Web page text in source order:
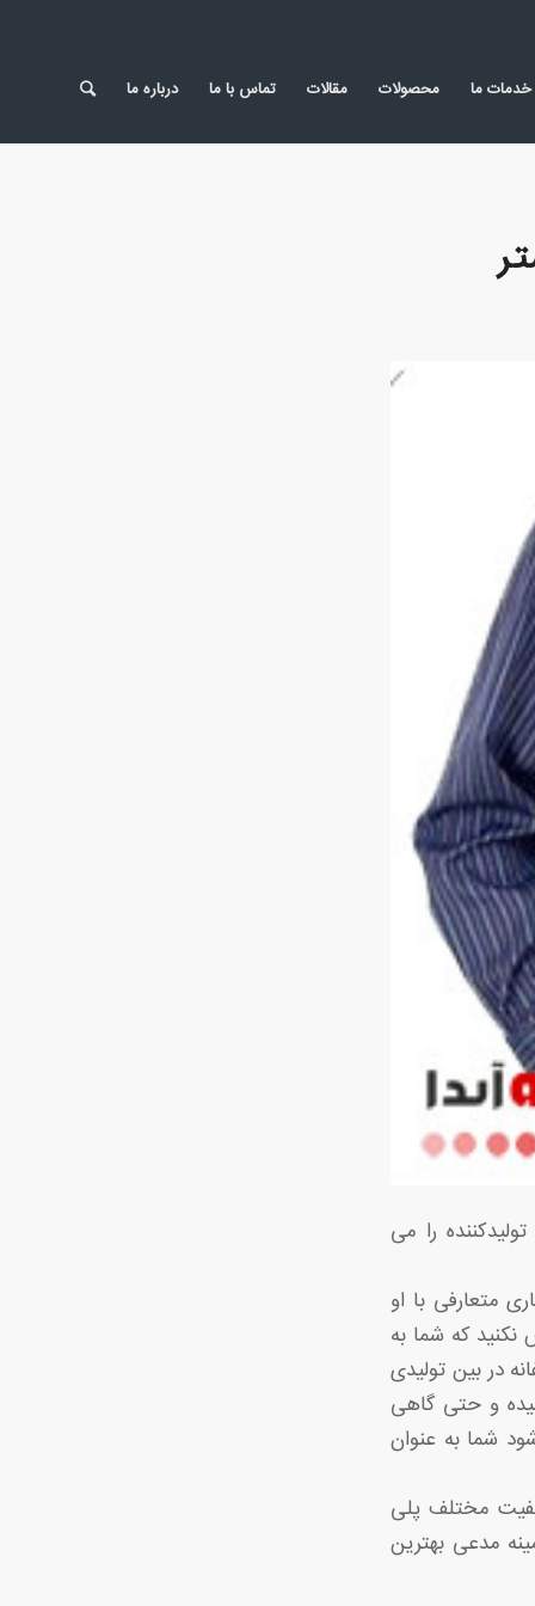
خدمات ما محصولات مقالات تماس با ما درباره ما
را می
متعارفی با او
نکنید که شما به
در بین تولیدی
و حتی گاهی
شما به عنوان
مختلف پلی
مدعی بهترین